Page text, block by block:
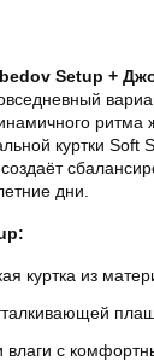
Setup +
ритма
куртки Soft
дни.
куртка из
влаги с